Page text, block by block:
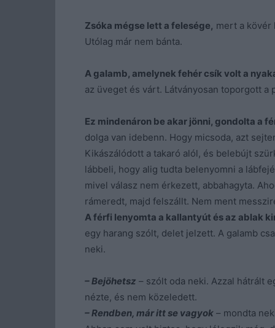
Zsóka mégse lett a felesége, mert a kövér
Utólag már nem bánta.
A galamb, amelynek fehér csík volt a
az üveget és várt. Látványosan toporgott
Ez mindenáron be akar jönni, gondolta a
dolga van idebenn. Hogy micsoda, azt
Kikászálódott a takaró alól, és belebújt
lábbeli, hogy alig tudta belenyomni a
mivel válasz nem érkezett, abbahagyta.
rámeredt, majd felszállt. Nem ment
A férfi lenyomta a kallantyút és az ablak
egy harang szólt, delet jelzett. A galamb
neki.
– Bejöhetsz – szólt oda neki. Azzal hátrált
nézte, és nem közeledett.
– Rendben, már itt se vagyok – mondta